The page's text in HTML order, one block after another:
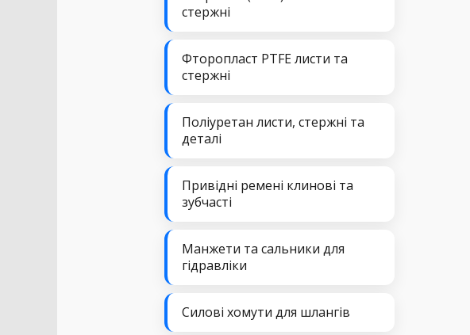
стержні
Фторопласт PTFE листи та
стержні
Поліуретан листи, стержні та
деталі
Привідні ремені клинові та
зубчасті
Манжети та сальники для
гідравліки
Силові хомути для шлангів